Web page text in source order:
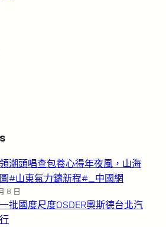
潮頭唱查包養心得年夜風，山海
#山東氣力鑄新程#_中國網
8 日
批國度尺度OSDER奧斯德台北汽